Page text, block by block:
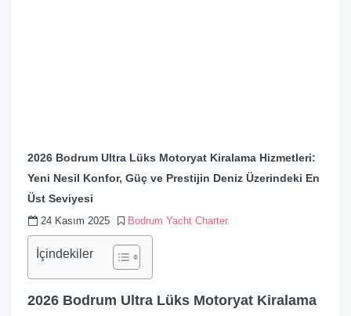
2026 Bodrum Ultra Lüks Motoryat Kiralama Hizmetleri:
Yeni Nesil Konfor, Güç ve Prestijin Deniz Üzerindeki En
Üst Seviyesi
24 Kasım 2025 Bodrum Yacht Charter
İçindekiler
2026 Bodrum Ultra Lüks Motoryat Kiralama